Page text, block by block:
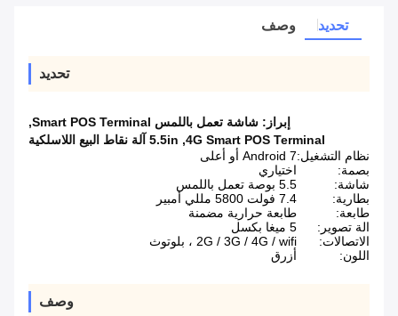
تحديد وصف
تحديد
إبراز: شاشة تعمل باللمس Smart POS Terminal
,
4G Smart POS Terminal
, 5.5in آلة نقاط البيع اللاسلكية
نظام التشغيل:Android 7 أو أعلى
بصمة:
اختياري
شاشة:
5.5 بوصة تعمل باللمس
بطارية:
7.4 فولت 5800 مللي أمبير
طابعة:
طابعة حرارية مضمنة
الة تصوير:
5 ميغا بكسل
الاتصالات:
2G / 3G / 4G / wifi ، بلوتوث
اللون:
أزرق
وصف